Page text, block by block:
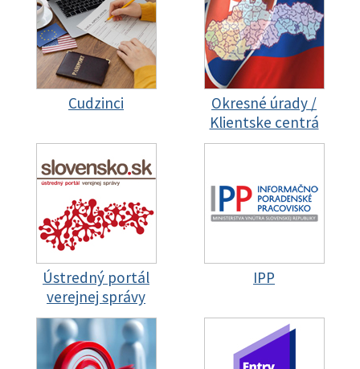
Cudzinci
Okresné úrady /
Klientske centrá
Ústredný portál
verejnej správy
IPP